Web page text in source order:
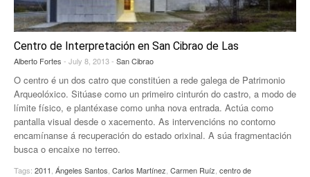
Centro de Interpretación en San Cibrao de Las
Alberto Fortes - July 8, 2013 - San Cibrao
O centro é un dos catro que constitúen a rede galega de Patrimonio
Arqueolóxico. Sitúase como un primeiro cinturón do castro, a modo de
límite físico, e plantéxase como unha nova entrada. Actúa como
pantalla visual desde o xacemento. As intervencións no contorno
encamínanse á recuperación do estado orixinal. A súa fragmentación
busca o encaixe no terreo.
Tags: 2011 Ángeles Santos Carlos Martínez Carmen Ruíz centro de